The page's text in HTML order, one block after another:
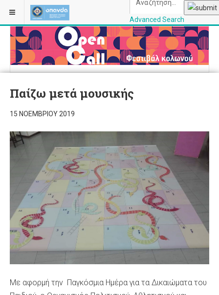
Advanced Search
Παίζω μετά μουσικής
15 ΝΟΕΜΒΡΊΟΥ 2019
Με αφορμή την Παγκόσμια Ημέρα για τα Δικαιώματα του